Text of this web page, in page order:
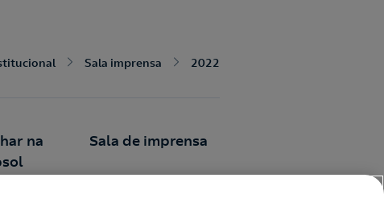
Sala imprensa 2022
na
Sala de imprensa
Comunicados